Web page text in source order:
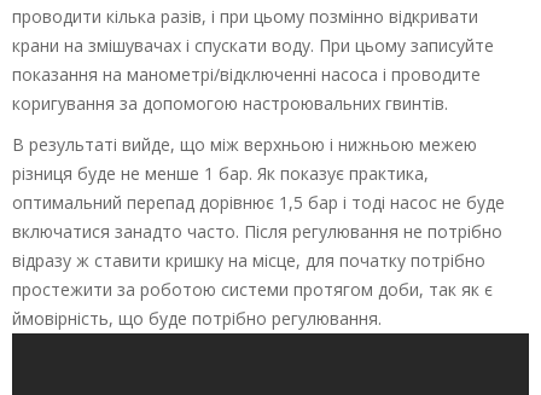
проводити кілька разів, і при цьому позмінно відкривати
крани на змішувачах і спускати воду. При цьому записуйте
показання на манометрі/відключенні насоса і проводите
коригування за допомогою настроювальних гвинтів.
В результаті вийде, що між верхньою і нижньою межею
різниця буде не менше 1 бар. Як показує практика,
оптимальний перепад дорівнює 1,5 бар і тоді насос не буде
включатися занадто часто. Після регулювання не потрібно
відразу ж ставити кришку на місце, для початку потрібно
простежити за роботою системи протягом доби, так як є
ймовірність, що буде потрібно регулювання.